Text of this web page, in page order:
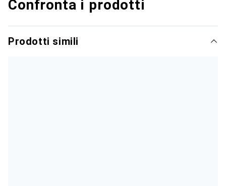
Confronta i prodotti
Prodotti simili